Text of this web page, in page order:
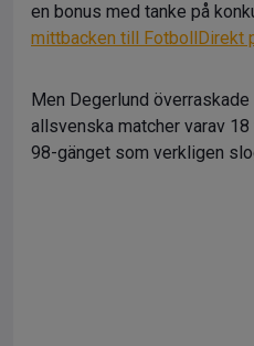
en bonus med tanke på
mittbacken till FotbollDirekt
Men Degerlund
allsvenska matcher varav
98-gänget som verkligen